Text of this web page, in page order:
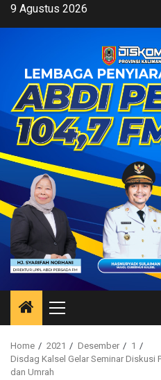
Skip9 Agustus 2026
Primary
Menu
Home 2021 Desember
1
Disdag Kalsel Gelar Seminar Diskusi
dan Umrah